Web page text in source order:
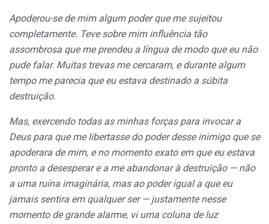
Apoderou-se de mim algum poder que me sujeitou
completamente. Tevesobremim influência tão
assombrosa que me prendeu a língua de modo que eu não
pude falar. Muitas trevas me cercaram, e durante algum
tempo me parecia que eu estava destinado a súbita
destruição.
Mas, exercendo todas as minhas forças para invocar a
Deus para que me libertasse do poderdesseinimigo que se
apoderara de mim, e no momento exato em que eu estava
pronto a desesperar e a me abandonar à destruição — não
a uma ruína imaginária, mas ao poder igual a que eu
jamais sentira em qualquer ser — justamente nesse
momento de grande alarme, vi uma coluna de luz